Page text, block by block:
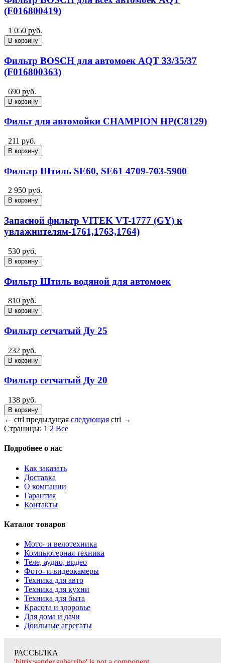
(F016800419)
1 050 руб.
В корзину
Фильтр BOSCH для автомоек AQT 33/35/37
(F016800363)
690 руб.
В корзину
Фильт для автомойки CHAMPION HP(C8129)
211 руб.
В корзину
Фильтр Штиль SE60, SE61 4709-703-5900
2 950 руб.
В корзину
Запасной фильтр VITEK VT-1777 (GY) к
увлажнителям-1761,1763,1764)
530 руб.
В корзину
Фильтр Штиль водяной для автомоек
810 руб.
В корзину
Фильтр сетчатый Ду 25
232 руб.
В корзину
Фильтр сетчатый Ду 20
138 руб.
В корзину
← ctrl предыдущая следующая ctrl →
Страницы: 1 2 Все
Подробнее о нас
Как заказать
Доставка
О компании
Гарантия
Контакты
Каталог товаров
Мото- и велотехника
Компьютерная техника
Теле, аудио, видео
Фото- и видеокамеры
Техника для авто
Техника для кухни
Техника для быта
Красота и здоровье
Для дома и дачи
Доильные агрегаты
РАССЫЛКА